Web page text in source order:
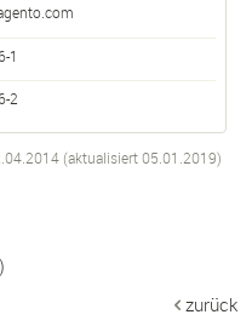
1
2
(aktualisiert05.01.2019)
zurück